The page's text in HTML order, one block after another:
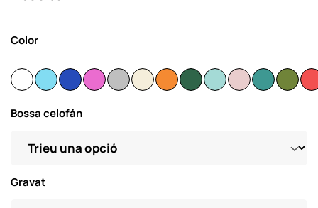
Color
Bossa celofán
Gravat